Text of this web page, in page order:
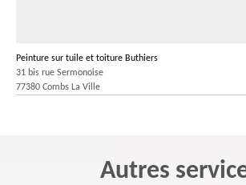
Peinture sur tuile et toiture Buthiers
31 bis rue Sermonoise
77380 Combs La Ville
Autres